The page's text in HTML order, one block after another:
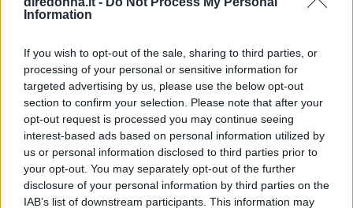
Information
If you wish to opt-out of the sale, sharing to third parties, or
processing of your personal or sensitive information for
targeted advertising by us, please use the below opt-out
section to confirm your selection. Please note that after your
opt-out request is processed you may continue seeing
interest-based ads based on personal information utilized by
us or personal information disclosed to third parties prior to
your opt-out. You may separately opt-out of the further
disclosure of your personal information by third parties on the
IAB’s list of downstream participants. This information may
preparazioni a base di riso:
Ricette con riso, selezione delle migliori
Polenta
La polenta è tradizionalmente realizzato con
l’utilizzo difarina di mais,tuttavia esistono
gustose varianti, quali polente a base difarina